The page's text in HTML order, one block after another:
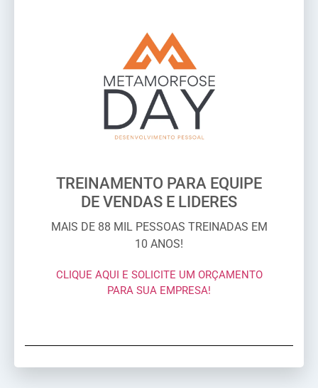
TREINAMENTO PARA EQUIPE
DE VENDAS E LIDERES
MAIS DE 88 MIL PESSOAS TREINADAS EM
10 ANOS!
CLIQUE AQUI E SOLICITE UM ORÇAMENTO
PARA SUA EMPRESA!